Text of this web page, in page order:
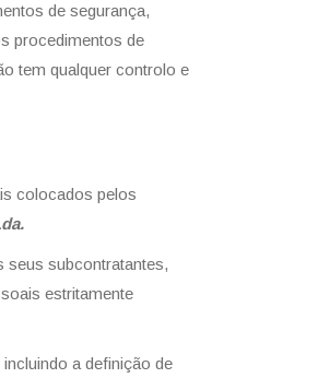
de segurança,
procedimentos de
tem qualquer controlo e
colocados pelos
seus subcontratantes,
estritamente
a definição de